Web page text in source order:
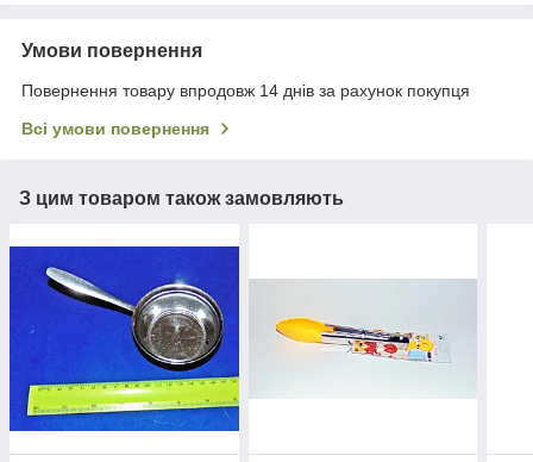
Умови повернення
Повернення товару впродовж 14 днів за рахунок покупця
Всі умови повернення
З цим товаром також замовляють